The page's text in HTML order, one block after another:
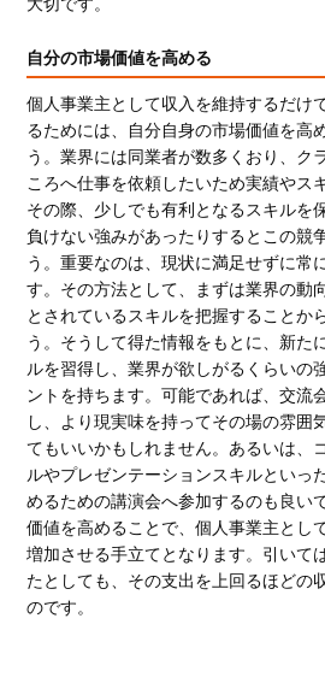
自分の市場価値を高める
個人事業主として収入を維持するだけ
るためには、自分自身の市場価値を高
う。業界には同業者が数多くおり、ク
ころへ仕事を依頼したいため実績やス
その際、少しでも有利となるスキルを
負けない強みがあったりするとこの競
う。重要なのは、現状に満足せずに常
す。その方法として、まずは業界の動
とされているスキルを把握することか
う。そうして得た情報をもとに、新た
ルを習得し、業界が欲しがるくらいの
ントを持ちます。可能であれば、交流
し、より現実味を持ってその場の雰囲
てもいいかもしれません。あるいは、
ルやプレゼンテーションスキルといっ
めるための講演会へ参加するのも良い
価値を高めることで、個人事業主とし
増加させる手立てとなります。引いて
たとしても、その支出を上回るほどの
のです。